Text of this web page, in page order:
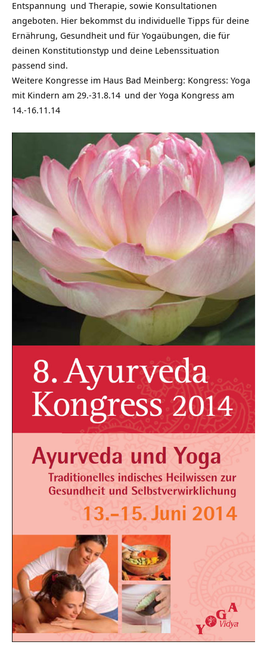
Entspannung und Therapie, sowie Konsultationen
angeboten. Hier bekommst du individuelle Tipps für deine
Ernährung, Gesundheit und für Yogaübungen, die für
deinen Konstitutionstyp und deine Lebenssituation
passend sind.
Weitere Kongresse im Haus Bad Meinberg: Kongress: Yoga
mit Kindern am 29.-31.8.14 und der Yoga Kongress am
14.-16.11.14